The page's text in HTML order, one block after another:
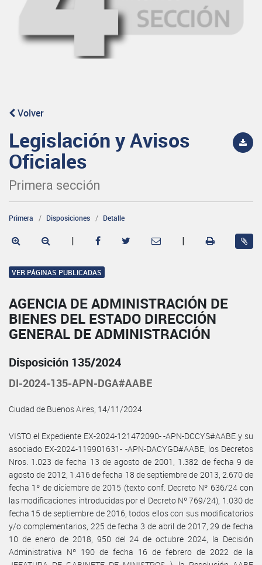
Volver
Legislación y Avisos
Oficiales
Primera sección
Primera Disposiciones Detalle
| |
VER PÁGINAS PUBLICADAS
AGENCIA DE ADMINISTRACIÓN DE
BIENES DEL ESTADO DIRECCIÓN
GENERAL DE ADMINISTRACIÓN
Disposición 135/2024
DI-2024-135-APN-DGA#AABE
Ciudad de Buenos Aires, 14/11/2024
VISTO el Expediente EX-2024-121472090- -APN-DCCYS#AABE y su
asociado EX-2024-119901631- -APN-DACYGD#AABE, los Decretos
Nros. 1.023 de fecha 13 de agosto de 2001, 1.382 de fecha 9 de
agosto de 2012, 1.416 de fecha 18 de septiembre de 2013, 2.670 de
fecha 1º de diciembre de 2015 (texto conf. Decreto Nº 636/24 con
las modificaciones introducidas por el Decreto Nº 769/24), 1.030 de
fecha 15 de septiembre de 2016, todos ellos con sus modificatorios
y/o complementarios, 225 de fecha 3 de abril de 2017, 29 de fecha
10 de enero de 2018, 950 del 24 de octubre 2024, la Decisión
Administrativa Nº 190 de fecha 16 de febrero de 2022 de la